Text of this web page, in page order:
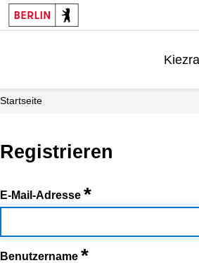
Startseite
Registrieren
E-Mail-Adresse *
Benutzername *